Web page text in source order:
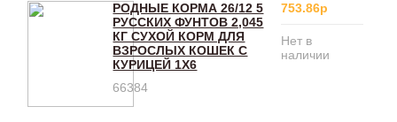
РОДНЫЕ КОРМА 26/12 5
РУССКИХ ФУНТОВ 2,045
КГ СУХОЙ КОРМ ДЛЯ
ВЗРОСЛЫХ КОШЕК С
КУРИЦЕЙ 1Х6
66384
753.86р
Нет в
наличии